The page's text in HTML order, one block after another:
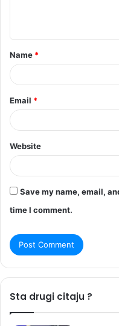
t
*
Name *
Email *
Website
Save my name, email,
time I comment.
Sta drugi citaju ?